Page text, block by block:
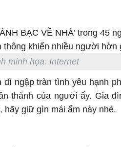
minh họa: Internet
ngập tràn tình yêu hạnh
thành của người ấy. Gia
hãy giữ gìn mái ấm này nhé.